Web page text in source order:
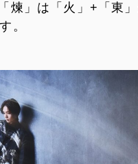
煉」は「火」+「東」
。